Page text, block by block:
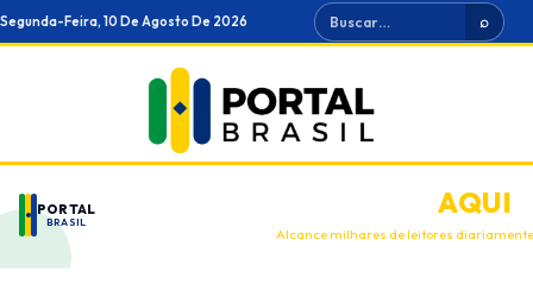
Ir
para
Segunda-Feira, 10 De Agosto De 2026 Buscar ⌕
PORTAL
BRASIL
ANUNCIEAQUI
Alcance milhares de leitores diariamente